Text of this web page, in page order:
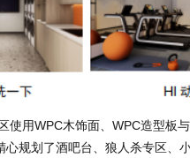
WPC木饰面、WPC造型板与
规划了酒吧台、狼人杀专区、